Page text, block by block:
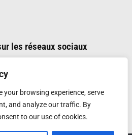
your browsing experience, serve
and analyze our traffic. By
to our use of cookies.
les réseaux sociaux